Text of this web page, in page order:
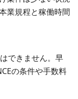
業規程と稼働時間
できません。早
の条件や手数料